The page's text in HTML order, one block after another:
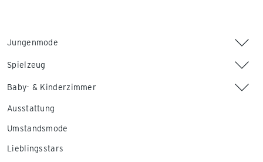
Jungenmode
Spielzeug
Baby- & Kinderzimmer
Ausstattung
Umstandsmode
Lieblingsstars